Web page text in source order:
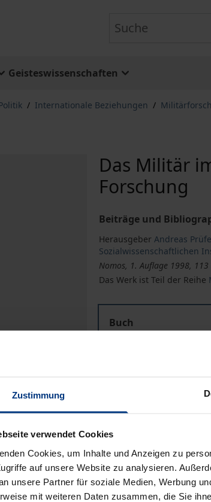
Zustimmung
verwendet Cookies
Cookies, um Inhalte und Anzeigen zu
auf unsere Website zu analysieren.
unsere Partner für soziale Medien, Werbung
mit weiteren Daten zusammen, die Sie
Geisteswissenschaften
/ Internationale Beziehungen /
Das Militär
Forschung
Beiträge und
Herausgeber Andreas
Sozialwissenschaftlichen
Nomos, 1. Auflage 1998, 113
Das Werk ist Teil der Reihe
Buch
In den Warenkorb
Hinweise zu Versandkosten